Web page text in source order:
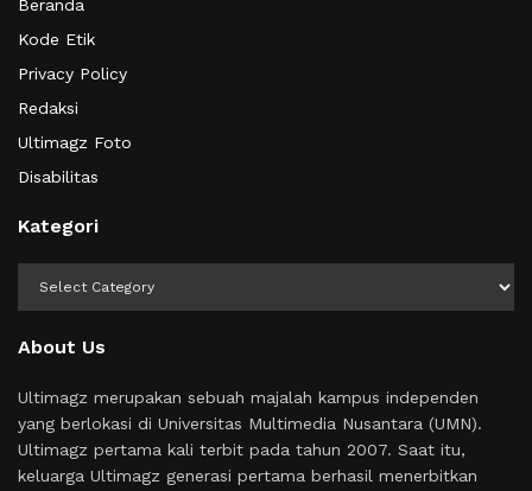
Beranda
Kode Etik
Privacy Policy
Redaksi
Ultimagz Foto
Disabilitas
Kategori
About Us
Ultimagz merupakan sebuah majalah kampus independen
yang berlokasi di Universitas Multimedia Nusantara (UMN).
Ultimagz pertama kali terbit pada tahun 2007. Saat itu,
keluarga Ultimagz generasi pertama berhasil menerbitkan